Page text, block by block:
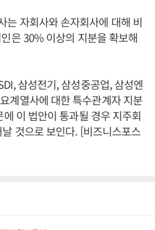
는 자회사와 손자회사에 대해 비
은 30% 이상의 지분을 확보해
삼성전기, 삼성중공업, 삼성엔
계열사에 대한 특수관계자 지분
이 법안이 통과될 경우 지주회
것으로 보인다. [비즈니스포스